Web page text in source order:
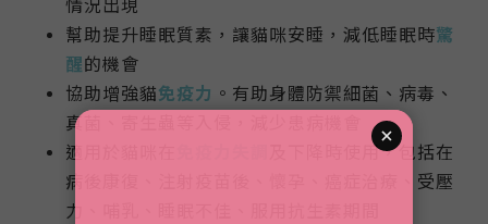
幫助提升睡眠質素，讓貓咪安睡，減低睡眠時驚
醒的機會
協助增強貓免疫力 。有助身體防禦細菌、病毒、
真菌、寄生蟲等入侵，減少患病機會
適用於貓咪在
及下降時使用，包括在
病後康復、注射疫苗後、懷孕、癌症治療、受壓
力、哺乳、睡眠不佳、服用抗生素期間